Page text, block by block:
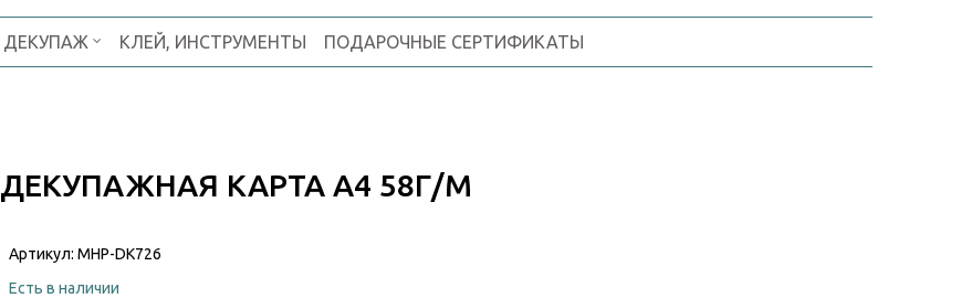
ДЕКУПАЖ КЛЕЙ, ИНСТРУМЕНТЫ ПОДАРОЧНЫЕ СЕРТИФИКАТЫ
ДЕКУПАЖНАЯ КАРТА А4 58Г/М
Артикул: MHP-DK726
Есть в наличии